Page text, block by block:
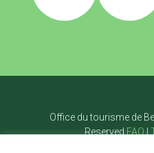
Office du tourisme de
Reserved FAQ